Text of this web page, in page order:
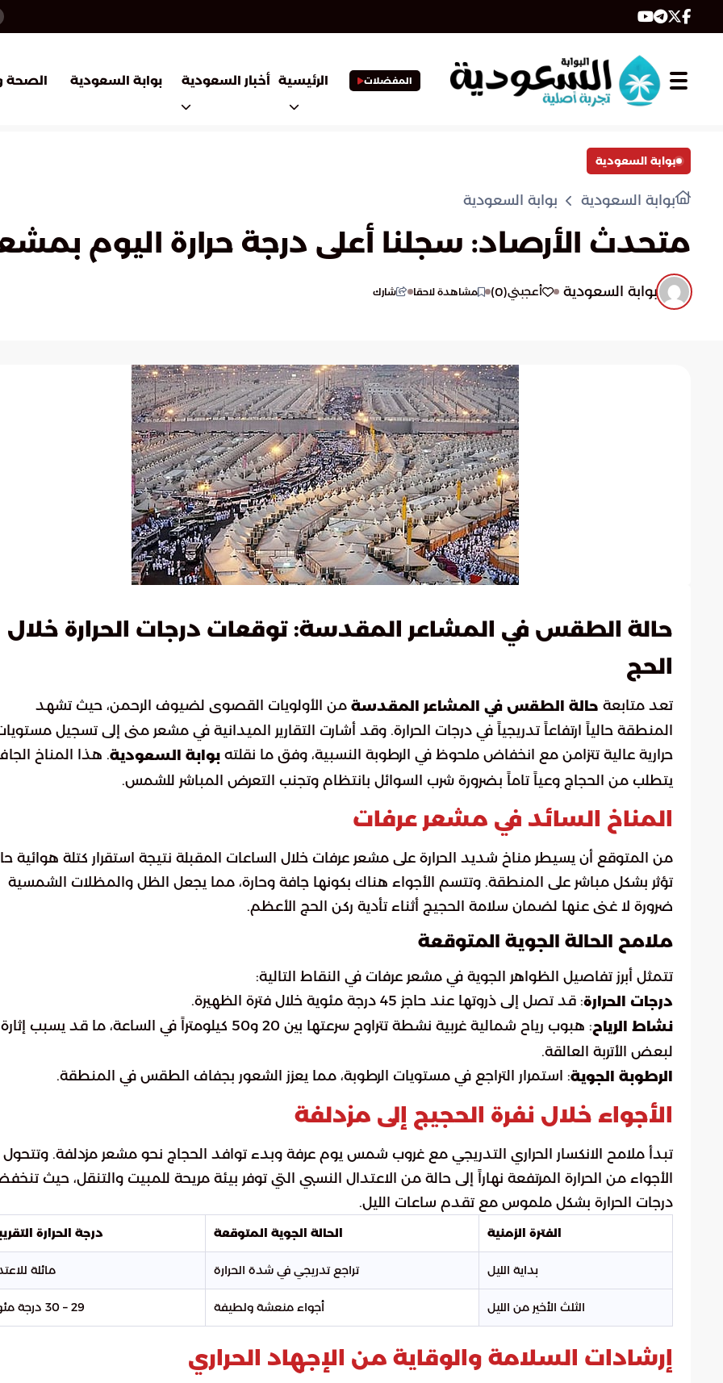
المفضلات الرئيسية أخبار السعودية بوابة السعودية الصحة
بوابة السعودية
بوابة السعودية بوابة السعودية
متحدث الأرصاد: سجلنا أعلى درجة حرارة اليوم
بوابة السعودية أعجبني(
0
) مشاهدة لاحقا شارك
حالة الطقس في المشاعر المقدسة: توقعات درجات الحرارة خلال
الحج
تعد متابعة حالة الطقس في المشاعر المقدسة من الأولويات القصوى لضيوف الرحمن، حيث تشهد
المنطقة حالياً ارتفاعاً تدريجياً في درجات الحرارة. وقد أشارت التقارير الميدانية في مشعر منى إلى تسجيل
حرارية عالية تتزامن مع انخفاض ملحوظ في الرطوبة النسبية، وفق ما نقلته بوابة السعودية. هذا المناخ
يتطلب من الحجاج وعياً تاماً بضرورة شرب السوائل بانتظام وتجنب التعرض المباشر للشمس.
المناخ السائد في مشعر عرفات
من المتوقع أن يسيطر مناخ شديد الحرارة على مشعر عرفات خلال الساعات المقبلة نتيجة استقرار كتلة هوائية
تؤثر بشكل مباشر على المنطقة. وتتسم الأجواء هناك بكونها جافة وحارة، مما يجعل الظل والمظلات الشمسية
ضرورة لا غنى عنها لضمان سلامة الحجيج أثناء تأدية ركن الحج الأعظم.
ملامح الحالة الجوية المتوقعة
تتمثل أبرز تفاصيل الظواهر الجوية في مشعر عرفات في النقاط التالية:
درجات الحرارة: قد تصل إلى ذروتها عند حاجز 45 درجة مئوية خلال فترة الظهيرة.
نشاط الرياح
: هبوب رياح شمالية غربية نشطة تتراوح سرعتها بين 20 و50 كيلومتراً في الساعة، ما قد يسبب إثارة
لبعض الأتربة العالقة.
الرطوبة الجوية: استمرار التراجع في مستويات الرطوبة، مما يعزز الشعور بجفاف الطقس في المنطقة.
الأجواء خلال نفرة الحجيج إلى مزدلفة
تبدأ ملامح الانكسار الحراري التدريجي مع غروب شمس يوم عرفة وبدء توافد الحجاج نحو مشعر مزدلفة. وتتحول
الأجواء من الحرارة المرتفعة نهاراً إلى حالة من الاعتدال النسبي التي توفر بيئة مريحة للمبيت والتنقل، حيث
درجات الحرارة بشكل ملموس مع تقدم ساعات الليل.
الفترة الزمنية الحالة الجوية المتوقعة درجة الحرارة
بداية الليل تراجع تدريجي في شدة الحرارة مائلة
الثلث الأخير من الليل أجواء منعشة ولطيفة 29 – 30 درجة مئوية
إرشادات السلامة والوقاية من الإجهاد الحراري